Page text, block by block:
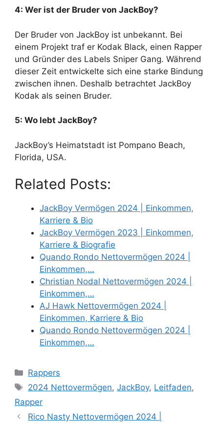
4: Wer ist der Bruder von JackBoy?
Der Bruder von JackBoy ist unbekannt. Bei
einem Projekt traf er Kodak Black, einen Rapper
und Gründer des Labels Sniper Gang. Während
dieser Zeit entwickelte sich eine starke Bindung
zwischen ihnen. Deshalb betrachtet JackBoy
Kodak als seinen Bruder.
5: Wo lebt JackBoy?
JackBoy’s Heimatstadt ist Pompano Beach,
Florida, USA.
Related Posts:
JackBoy Vermögen 2024 | Einkommen,
Karriere & Bio
JackBoy Vermögen 2023 | Einkommen,
Karriere & Biografie
Quando Rondo Nettovermögen 2024 |
Einkommen,…
Christian Nodal Nettovermögen 2024 |
Einkommen,…
AJ Hawk Nettovermögen 2024 |
Einkommen, Karriere & Bio
Quando Rondo Nettovermögen 2024 |
Einkommen,…
Categories
Rappers
Tags
2024 Nettovermögen,JackBoy, Leitfaden,
Rapper
Rico Nasty Nettovermögen 2024 |